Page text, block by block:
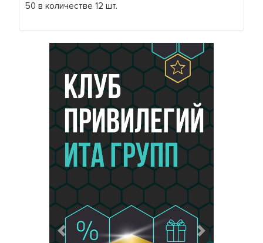
50 в количестве 12 шт.
Предыдущий Следующий